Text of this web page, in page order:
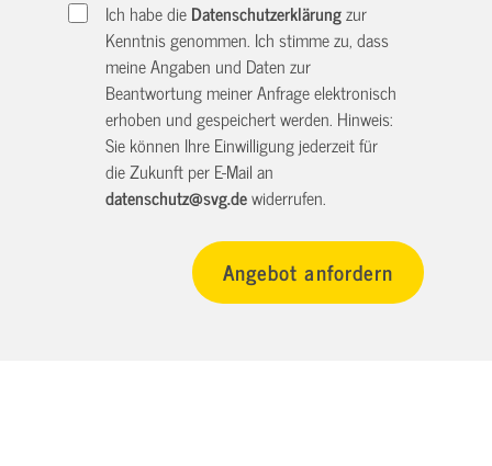
Ich habe dieDatenschutzerklärungzur
Kenntnis genommen. Ich stimme zu, dass
meine Angaben und Daten zur
Beantwortung meiner Anfrage elektronisch
erhoben und gespeichert werden. Hinweis:
Sie können Ihre Einwilligung jederzeit für
die Zukunft per E-Mail an
datenschutz@svg.dewiderrufen.